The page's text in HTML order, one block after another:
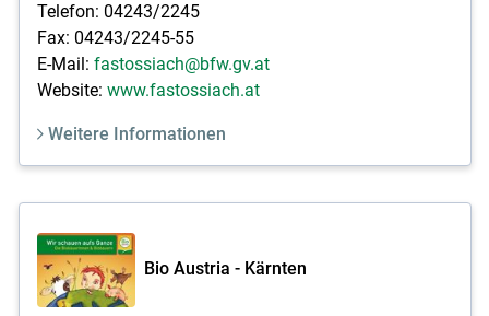
Telefon: 04243/2245
Fax: 04243/2245-55
E-Mail: fastossiach@bfw.gv.at
Website: www.fastossiach.at
Weitere Informationen
Bio Austria - Kärnten